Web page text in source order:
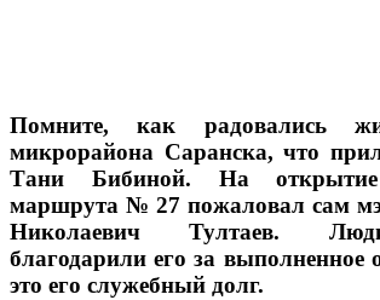
Помните, как радовались
микрорайона Саранска, что
Тани Бибиной. На открытие
маршрута № 27 пожаловал сам
Николаевич Тултаев.
благодарили его за выполненное
это его служебный долг.